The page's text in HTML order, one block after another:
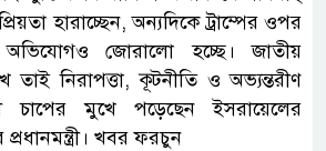
হারাচ্ছেন, অন্যদিকে ট্রাম্পের ওপর
অভিযোগও জোরালো হচ্ছে। জাতীয়
তাই নিরাপত্তা, কূটনীতি ও অভ্যন্তরীণ
চাপের মুখে পড়েছেন ইসরায়েলের
খবর ফরচুন